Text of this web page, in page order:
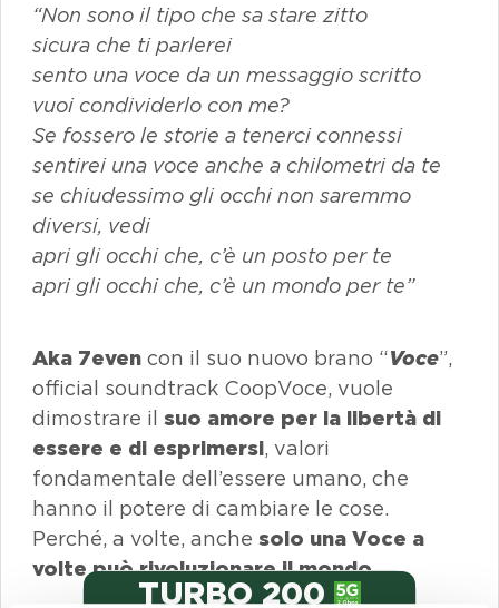
“Non sono il tipo che sa stare zitto
sicura che ti parlerei
sento una voce da un messaggio scritto
vuoi condividerlo con me?
Se fossero le storie a tenerci connessi
sentirei una voce anche a chilometri da te
se chiudessimo gli occhi non saremmo
diversi, vedi
apri gli occhi che, c’è un posto per te
apri gli occhi che, c’è un mondo per te”
Aka 7even con il suo nuovo brano “Voce”,
official soundtrack CoopVoce, vuole
dimostrare il suo amore per la libertà di
essere e di esprimersi, valori
fondamentale dell’essere umano, che
hanno il potere di cambiare le cose.
Perché, a volte, anche solo una Voce a
volte può rivoluzionare il mondo.
TURBO 200